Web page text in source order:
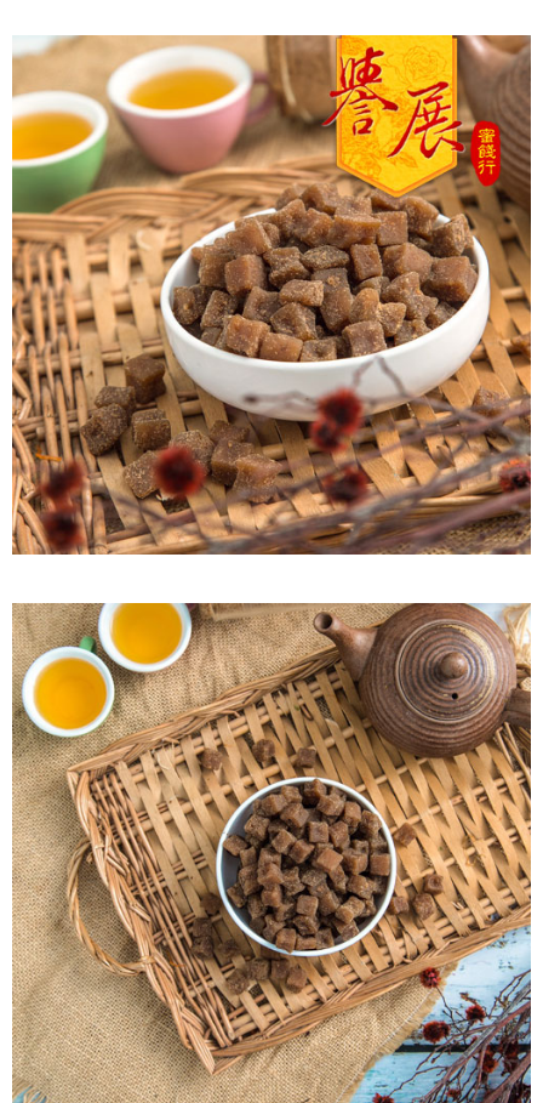
每筆NT$60，滿NT$799(含以上)免運費
付款後全家取貨
每筆NT$60，滿NT$799(含以上)免運費
7-11取貨付款
每筆NT$60，滿NT$799(含以上)免運費
付款後7-11取貨
每筆NT$60，滿NT$799(含以上)免運費
宅配到家
每筆NT$150，滿NT$1,399(含以上)免運費
澎湖金門馬祖宅配到家
每筆NT$250
付款後門市自取
免運費